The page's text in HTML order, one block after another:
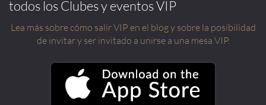
todos los Clubes y eventos VIP
Lea más sobre cómo salir VIP en el blog y sobre la posibilidad
de invitar y ser invitado a unirse a una mesa VIP.